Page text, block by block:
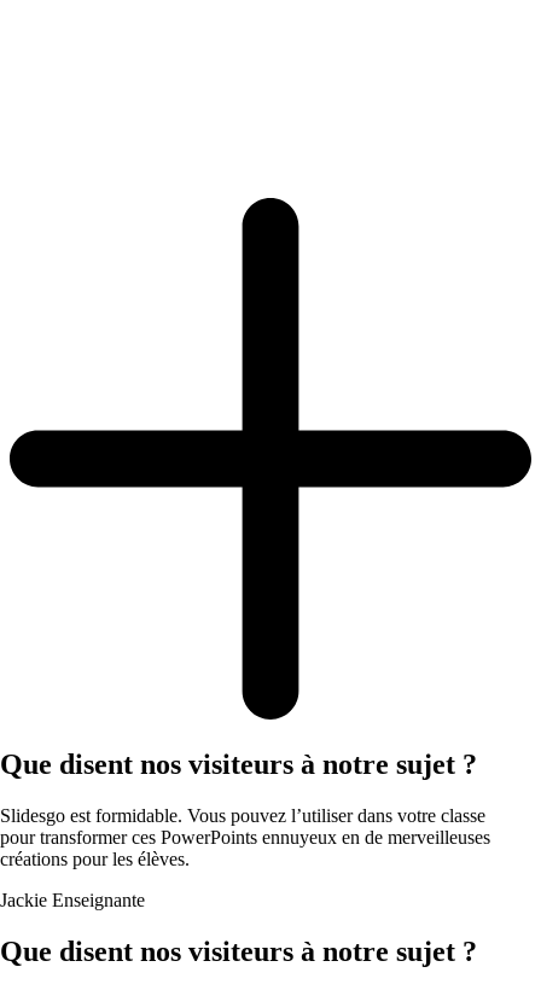
Que disent nos visiteurs à notre sujet ?
Slidesgo est formidable. Vous pouvez l’utiliser dans votre classe
pour transformer ces PowerPoints ennuyeux en de merveilleuses
créations pour les élèves.
Jackie Enseignante
Que disent nos visiteurs à notre sujet ?